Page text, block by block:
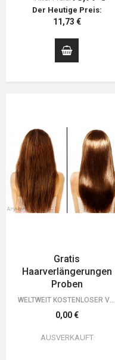
Der Heutige Preis:
11,73 €
Gratis
Haarverlängerungen
Proben
WELTWEIT KOSTENLOSER VERSAND. 30 TAGE GELD-ZURÜCK-GARANTIE. DU HAST NICHTS ZU…
0,00 €
AUSVERKAUFT